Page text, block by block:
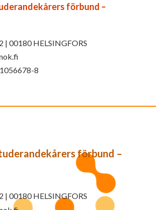
förbund –
| 00180 HELSINGFORS
8
förbund –
| 00180 HELSINGFORS